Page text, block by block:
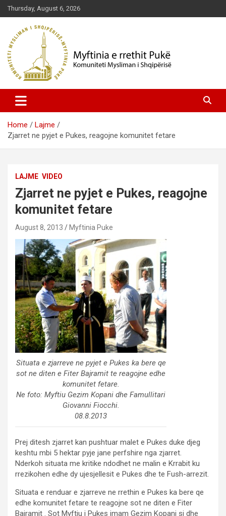
Skip
to
content
Thursday, August 6, 2026
Myftinia Pukë | Faqja Zyrtare
Home
Lajme
Zjarret ne pyjet e Pukes, reagojne komunitet fetare
LAJME VIDEO
Zjarret ne pyjet e Pukes, reagojne
komunitet fetare
August 8, 2013 Myftinia Puke
Situata e zjarreve ne pyjet e Pukes ka bere qe
sot ne diten e Fiter Bajramit te reagojne edhe
komunitet fetare.
Ne foto: Myftiu Gezim Kopani dhe Famullitari
Giovanni Fiocchi.
08.8.2013
Prej ditesh zjarret kan pushtuar malet e Pukes duke djeg
keshtu mbi 5 hektar pyje jane perfshire nga zjarret.
Nderkoh situata me kritike ndodhet ne malin e Krrabit ku
rrezikohen edhe dy ujesjellesit e Pukes dhe te Fush-arrezit.
Situata e renduar e zjarreve ne rrethin e Pukes ka bere qe
edhe komunitet fetare te reagojne sot ne diten e Fiter
Bajramit . Sot Myftiu i Pukes imam Gezim Kopani si dhe